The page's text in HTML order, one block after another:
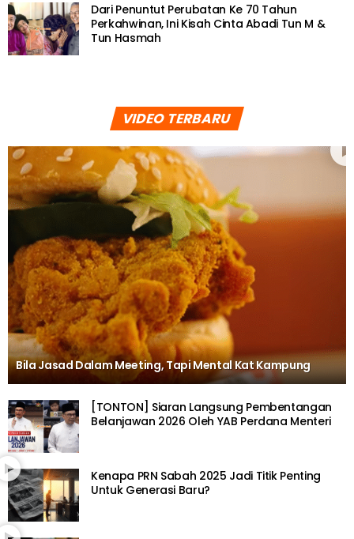
Dari Penuntut Perubatan Ke 70 Tahun
Perkahwinan, Ini Kisah Cinta Abadi Tun M &
Tun Hasmah
VIDEO TERBARU
Bila Jasad Dalam Meeting, Tapi Mental Kat Kampung
[TONTON] Siaran Langsung Pembentangan
Belanjawan 2026 Oleh YAB Perdana Menteri
Kenapa PRN Sabah 2025 Jadi Titik Penting
Untuk Generasi Baru?